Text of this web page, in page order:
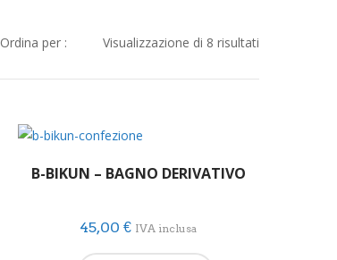
Visualizzazione di 8 risultati
in
Ordina per :
B-BIKUN – BAGNO DERIVATIVO
45,00€ IVA inclusa